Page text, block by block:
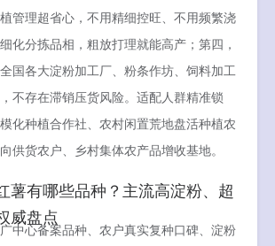
管理超省心，不用精细控旺、不用频繁浇
化分拣品相，粗放打理就能高产；第四，
国各大淀粉加工厂、粉条作坊、饲料加工
不存在滞销压货风险。适配人群精准锁
化种植合作社、农村闲置荒地盘活种植农
供货农户、乡村集体农产品增收基地。
薯有哪些品种？主流高淀粉、超
威盘点
中心备案品种、农户真实复种口碑、淀粉